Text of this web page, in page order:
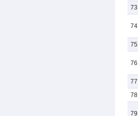
73
74
75
76
77
78
79